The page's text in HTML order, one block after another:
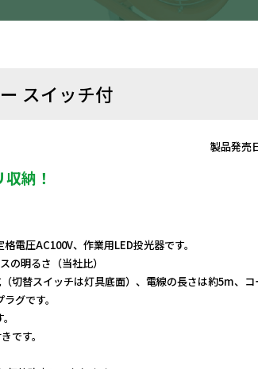
スイッチ付
製品発売
納！
電圧AC100V、作業用LED投光器です。
の明るさ（当社比）
切替スイッチは灯具底面）、電線の長さは約5m、コ
グです。
です。